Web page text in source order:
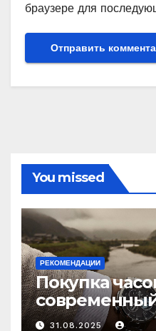
браузере для
You missed
РЕКОМЕНДАЦИИ
Покупка
выбору
31.08.2025